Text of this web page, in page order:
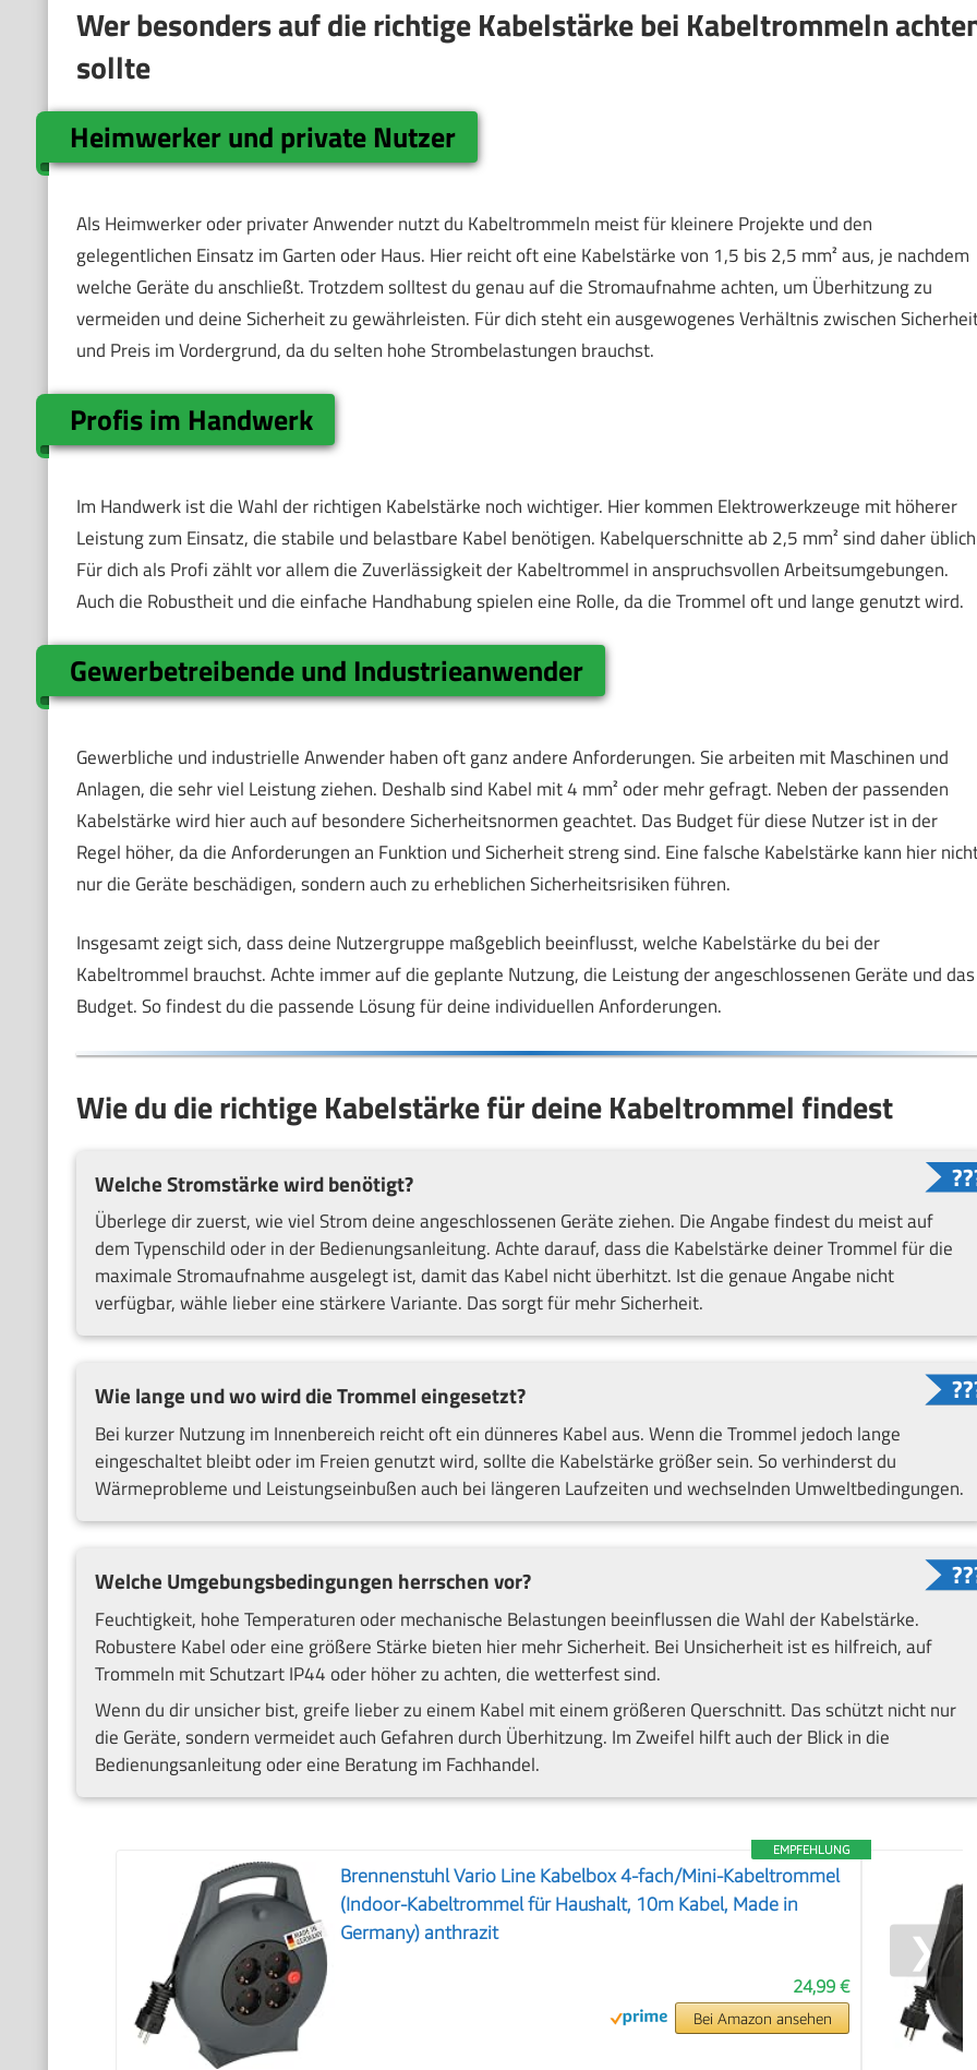
Wer besonders auf die richtige Kabelstärke bei Kabeltrommeln
sollte
Heimwerker und private Nutzer
Als Heimwerker oder privater Anwender nutzt du Kabeltrommeln meist für kleinere Projekte und den
gelegentlichen Einsatz im Garten oder Haus. Hier reicht oft eine Kabelstärke von 1,5 bis 2,5 mm² aus, je nachdem
welche Geräte du anschließt. Trotzdem solltest du genau auf die Stromaufnahme achten, um Überhitzung zu
vermeiden und deine Sicherheit zu gewährleisten. Für dich steht ein ausgewogenes Verhältnis zwischen
und Preis im Vordergrund, da du selten hohe Strombelastungen brauchst.
Profis im Handwerk
Im Handwerk ist die Wahl der richtigen Kabelstärke noch wichtiger. Hier kommen Elektrowerkzeuge mit höherer
Leistung zum Einsatz, die stabile und belastbare Kabel benötigen. Kabelquerschnitte ab 2,5 mm² sind daher
Für dich als Profi zählt vor allem die Zuverlässigkeit der Kabeltrommel in anspruchsvollen Arbeitsumgebungen.
Auch die Robustheit und die einfache Handhabung spielen eine Rolle, da die Trommel oft und lange genutzt wird.
Gewerbetreibende und Industrieanwender
Gewerbliche und industrielle Anwender haben oft ganz andere Anforderungen. Sie arbeiten mit Maschinen und
Anlagen, die sehr viel Leistung ziehen. Deshalb sind Kabel mit 4 mm² oder mehr gefragt. Neben der passenden
Kabelstärke wird hier auch auf besondere Sicherheitsnormen geachtet. Das Budget für diese Nutzer ist in der
Regel höher, da die Anforderungen an Funktion und Sicherheit streng sind. Eine falsche Kabelstärke kann hier
nur die Geräte beschädigen, sondern auch zu erheblichen Sicherheitsrisiken führen.
Insgesamt zeigt sich, dass deine Nutzergruppe maßgeblich beeinflusst, welche Kabelstärke du bei der
Kabeltrommel brauchst. Achte immer auf die geplante Nutzung, die Leistung der angeschlossenen Geräte und das
Budget. So findest du die passende Lösung für deine individuellen Anforderungen.
Wie du die richtige Kabelstärke für deine Kabeltrommel findest
Welche Stromstärke wird benötigt?
Überlege dir zuerst, wie viel Strom deine angeschlossenen Geräte ziehen. Die Angabe findest du meist auf
dem Typenschild oder in der Bedienungsanleitung. Achte darauf, dass die Kabelstärke deiner Trommel für die
maximale Stromaufnahme ausgelegt ist, damit das Kabel nicht überhitzt. Ist die genaue Angabe nicht
verfügbar, wähle lieber eine stärkere Variante. Das sorgt für mehr Sicherheit.
Wie lange und wo wird die Trommel eingesetzt?
Bei kurzer Nutzung im Innenbereich reicht oft ein dünneres Kabel aus. Wenn die Trommel jedoch lange
eingeschaltet bleibt oder im Freien genutzt wird, sollte die Kabelstärke größer sein. So verhinderst du
Wärmeprobleme und Leistungseinbußen auch bei längeren Laufzeiten und wechselnden Umweltbedingungen.
Welche Umgebungsbedingungen herrschen vor?
Feuchtigkeit, hohe Temperaturen oder mechanische Belastungen beeinflussen die Wahl der Kabelstärke.
Robustere Kabel oder eine größere Stärke bieten hier mehr Sicherheit. Bei Unsicherheit ist es hilfreich, auf
Trommeln mit Schutzart IP44 oder höher zu achten, die wetterfest sind.
Wenn du dir unsicher bist, greife lieber zu einem Kabel mit einem größeren Querschnitt. Das schützt nicht nur
die Geräte, sondern vermeidet auch Gefahren durch Überhitzung. Im Zweifel hilft auch der Blick in die
Bedienungsanleitung oder eine Beratung im Fachhandel.
EMPFEHLUNG
Brennenstuhl Vario Line Kabelbox 4-fach/Mini-Kabeltrommel
(Indoor-Kabeltrommel für Haushalt, 10m Kabel, Made in
Germany) anthrazit
24,99 €
Bei Amazon ansehen
❯